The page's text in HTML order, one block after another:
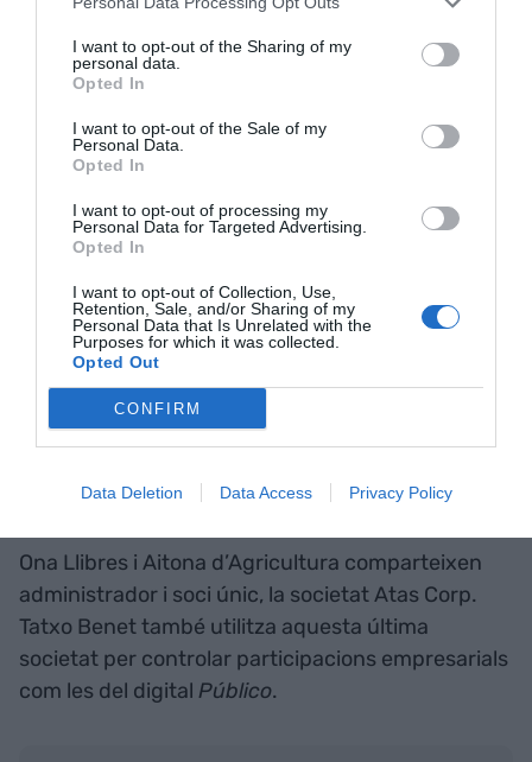
I want to opt-out of the Sharing of my
personal data.
Opted In
I want to opt-out of the Sale of my
Personal Data.
Opted In
I want to opt-out of processing my
Personal Data for Targeted Advertising.
Opted In
I want to opt-out of Collection, Use,
Retention, Sale, and/or Sharing of my
Personal Data that Is Unrelated with the
Purposes for which it was collected.
Opted Out
CONFIRM
Data Deletion Data Access Privacy Policy
entre les empreses de Tatxo
Benet: la llibreria Ona regala
peces de fruita per la
compra de llibres
Entre els diversos negocis de Tatxo Benet també
carrers Pau Claris i Gran de Gràcia. Precisament,
ha aconseguit establir sinergies promocionals
entre Ona i Aitona Gourmet. A principis de juliol, a
través de les xarxes socials, Ona publicava que “si
veniu a la llibreria i compreu lectura per vacances,
préssec o un paraguaià! No us fan ullets?”.
Ona Llibres i Aitona d’Agricultura comparteixen
administrador i soci únic, la societat Atas Corp.
Tatxo Benet també utilitza aquesta última
societat per controlar participacions empresarials
com les del digital Público.